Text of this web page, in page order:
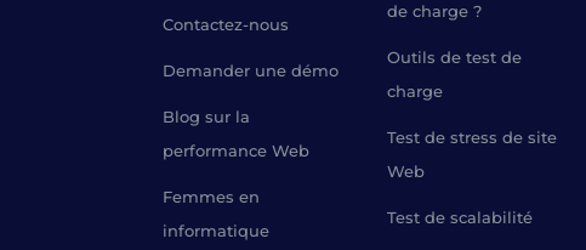
Contactez-nous
Demander une démo
Blog sur la
performance Web
Femmes en
informatique
de charge ?
Outils de test de
charge
Test de stress de site
Web
Test de scalabilité